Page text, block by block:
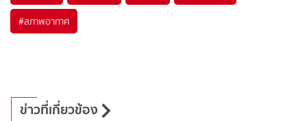
#สภาพอากาศ
ข่าวที่เกี่ยวข้อง